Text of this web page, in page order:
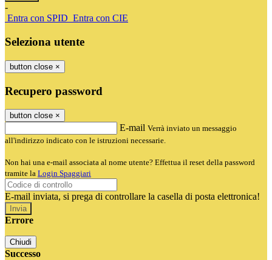
-
Entra con SPID Entra con CIE
Seleziona utente
button close ×
Recupero password
button close ×
E-mail Verrà inviato un messaggio
all'indirizzo indicato con le istruzioni necessarie.
Non hai una e-mail associata al nome utente? Effettua il reset della password
tramite la Login Spaggiari
E-mail inviata, si prega di controllare la casella di posta elettronica!
Errore
Chiudi
Successo